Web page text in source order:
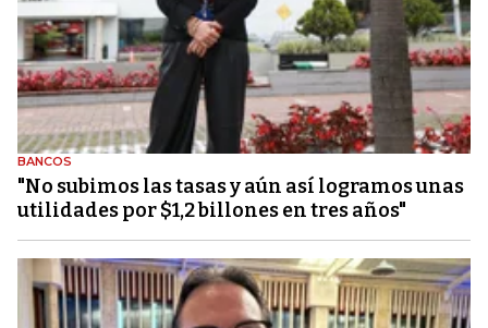
BANCOS
"No subimos las tasas y aún así logramos unas
utilidades por $1,2 billones en tres años"